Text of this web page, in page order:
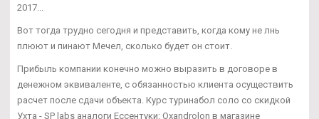
2017...
Вот тогда трудно сегодня и представить, когда кому не лнь
плюют и пинают Мечел, сколько будет он стоит.
Прибыль компании конечно можно выразить в договоре в
денежном эквиваленте, с обязанностью клиента осуществить
расчет после сдачи объекта. Курс туринабол соло со скидкой
Ухта - SP labs аналоги Ессентуки: Oxandrolon в магазине